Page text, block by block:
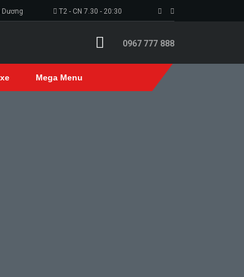
T2 - CN 7.30 - 20:30
Dương
0967 777 888
Mega Menu